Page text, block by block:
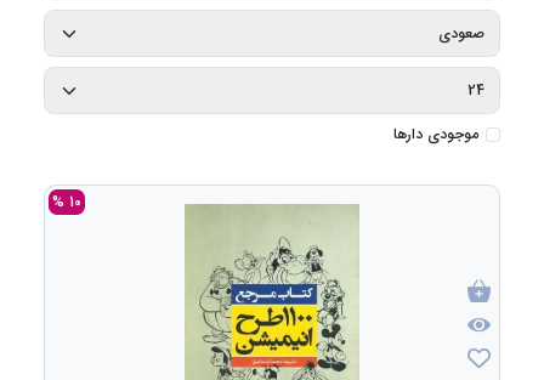
موجودی دارها
10 %